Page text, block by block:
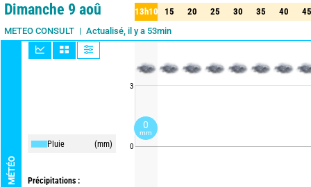
Dimanche 9 aoû
METEO CONSULT Actualisé, il y a 53min
MÉTÉO
Pluie (mm)
Précipitations :
3
0
13h10 15 20 25 30 35 40 45
10 15 20 25 30 35 40 45
0
mm